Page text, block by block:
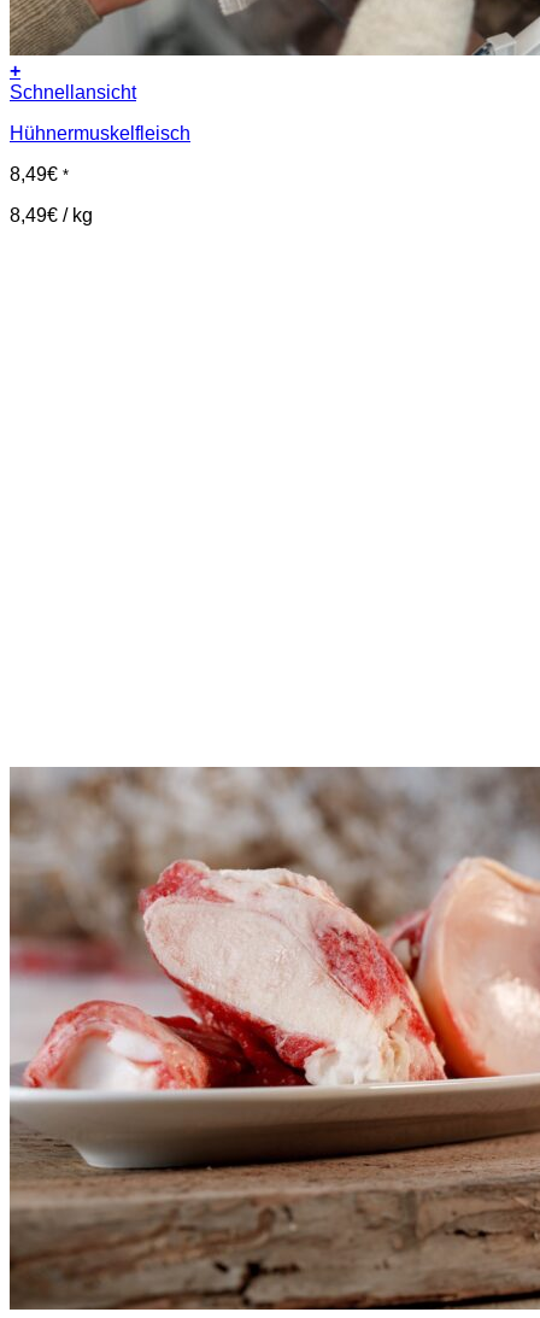
+
Schnellansicht
Hühnermuskelfleisch
8,49€ *
8,49€ / kg